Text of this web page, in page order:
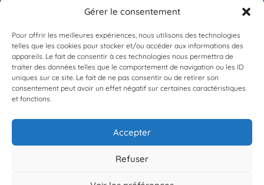
Gérer le consentement
Pour offrir les meilleures expériences, nous utilisons des technologies
telles que les cookies pour stocker et/ou accéder aux informations des
appareils. Le fait de consentir à ces technologies nous permettra de
traiter des données telles que le comportement de navigation ou les ID
uniques sur ce site. Le fait de ne pas consentir ou de retirer son
consentement peut avoir un effet négatif sur certaines caractéristiques
et fonctions.
Accepter
Refuser
À propos de BioLit
Vos données d'observation
Ressources
Résultats du programme
Contacts
S'INSCRIRE À LA NEWSLETTER
Vous n’êtes pas encore inscrit à Biolit ?
Inscrivez-vous dès maintenant